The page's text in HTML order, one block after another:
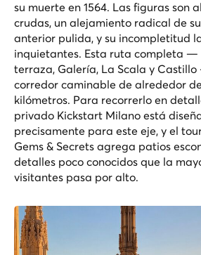
su muerte en 1564. Las figuras son
crudas, un alejamiento radical de
anterior pulida, y su incompletitud
inquietantes. Esta ruta completa —
terraza, Galería, La Scala y
corredor caminable de alrededor
kilómetros. Para recorrerlo en
privado Kickstart Milano está
precisamente para este eje, y el
Gems & Secrets agrega patios
detalles poco conocidos que la
visitantes pasa por alto.